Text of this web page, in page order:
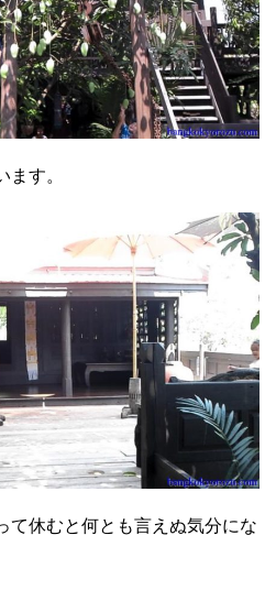
す。
て休むと何とも言えぬ気分にな